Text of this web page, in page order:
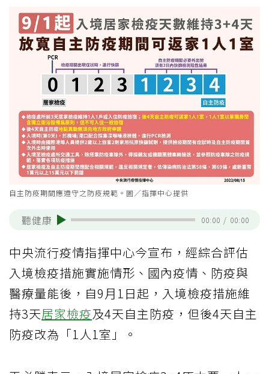
自主防疫期間應遵守之防疫規範。圖／指揮中心提供
聽健康 00:00 / 00:00
中央流行疫情指揮中心今宣布，經綜合評估
入境檢疫措施實施情形、國內疫情、防疫與
醫療量能後，自9月1日起，入境檢疫措施維
持3天居家檢疫及4天自主防疫，但後4天自主
防疫改為「1人1室」。